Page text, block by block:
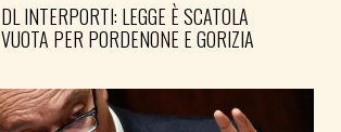
DL INTERPORTI: LEGGE È SCATOLA
VUOTA PER PORDENONE E GORIZIA